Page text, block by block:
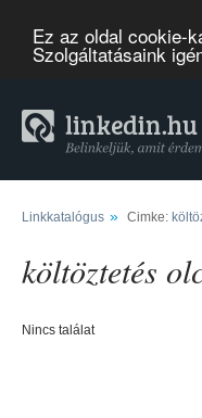
Ez az oldal cookie-
Szolgáltatásaink
Linkkatalógus » Cimke:
költöztetés
Nincs találat